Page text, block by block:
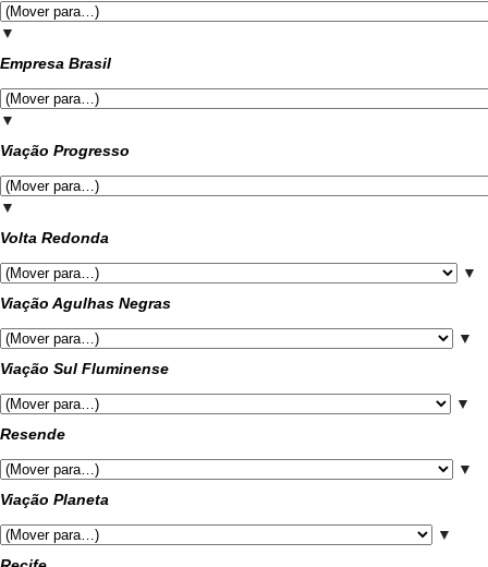
▼
Empresa Brasil
▼
Viação Progresso
▼
Volta Redonda
▼
Viação Agulhas Negras
▼
Viação Sul Fluminense
▼
Resende
▼
Viação Planeta
▼